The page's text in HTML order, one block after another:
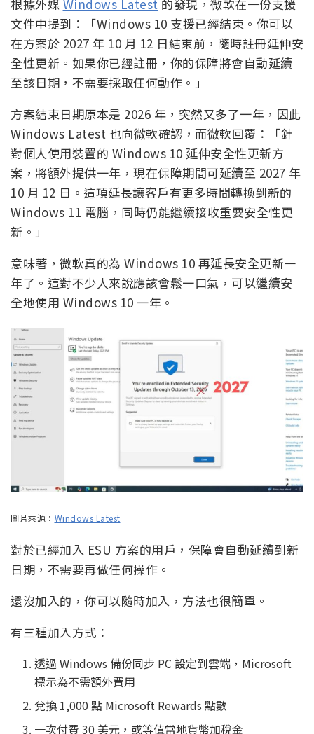
根據外媒 Windows Latest 的發現，微軟在一份支援
文件中提到：「Windows 10 支援已經結束。你可以
在方案於 2027 年 10 月 12 日結束前，隨時註冊延伸安
全性更新。如果你已經註冊，你的保障將會自動延續
至該日期，不需要採取任何動作。」
方案結束日期原本是 2026 年，突然又多了一年，因此
Windows Latest 也向微軟確認，而微軟回覆：「針
對個人使用裝置的 Windows 10 延伸安全性更新方
案，將額外提供一年，現在保障期間可延續至 2027 年
10 月 12 日。這項延長讓客戶有更多時間轉換到新的
Windows 11 電腦，同時仍能繼續接收重要安全性更
新。」
意味著，微軟真的為 Windows 10 再延長安全更新一
年了。這對不少人來說應該會鬆一口氣，可以繼續安
全地使用 Windows 10 一年。
圖片來源： Windows Latest
對於已經加入 ESU 方案的用戶，保障會自動延續到新
日期，不需要再做任何操作。
還沒加入的，你可以隨時加入，方法也很簡單。
有三種加入方式：
透過 Windows 備份同步 PC 設定到雲端，Microsoft
標示為不需額外費用
兌換 1,000 點 Microsoft Rewards 點數
一次付費 30 美元，或等值當地貨幣加稅金